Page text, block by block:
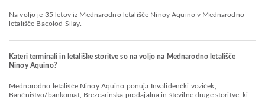
Na voljo je 35 letov iz Mednarodno letališče Ninoy Aquino v Mednarodno
letališče Bacolod Silay.
Kateri terminali in letališke storitve so na voljo na Mednarodno letališče
Ninoy Aquino?
Mednarodno letališče Ninoy Aquino ponuja Invalidenčki voziček,
Bančništvo/bankomat, Brezcarinska prodajalna in številne druge storitve, ki